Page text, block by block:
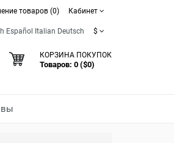
товаров (0) Кабинет
Español Italian Deutsch $
КОРЗИНА ПОКУПОК
Товаров: 0 ($0)